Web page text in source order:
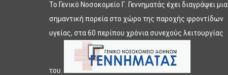
Το Γενικό Νοσοκομείο Γ. Γεννηματάς έχει διαγράψει μια
σημαντική πορεία στο χώρο της παροχής φροντίδων
υγείας, στα 60 περίπου χρόνια συνεχούς λειτουργίας
του.